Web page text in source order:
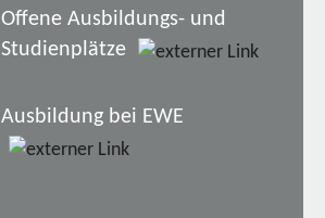
Offene Ausbildungs- und
Studienplätze
Ausbildung bei EWE